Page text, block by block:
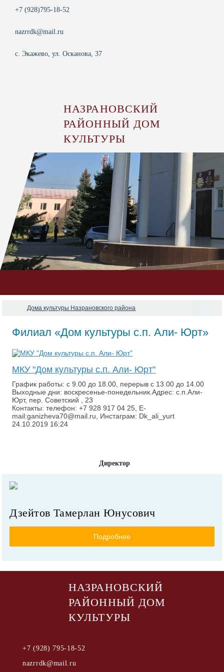
+7 (928)795-18-52
nazrrdk@mail.ru
с. Экажево, ул. Осканова, 37
НАЗРАНОВСКИЙ
РАЙОННЫЙ ДОМ
КУЛЬТУРЫ
Дома культуры Назрановского района
Филиал «Дом культуры с.п. Али- Юрт»
МКУ "Дом культуры с.п. Али- Юрт"
График работы: с 9.00 до 18.00, перерыв с 13.00 до 14.00
Выходные дни: воскресенье-понедельник.Адрес: с.п.Али-
Юрт, пер. Советский , 23
Контакты: телефон: +7 928 917 04 25, E-
mail:ganizheva70@mail.ru, Инстаграм: Dk_ali_yurt
24.10.2019 16:24
Директор
Дзейтов Тамерлан Юнусович
Подробнее
НАЗРАНОВСКИЙ
РАЙОННЫЙ ДОМ
КУЛЬТУРЫ
+7 (928) 795-18-52
nazrrdk@mail.ru